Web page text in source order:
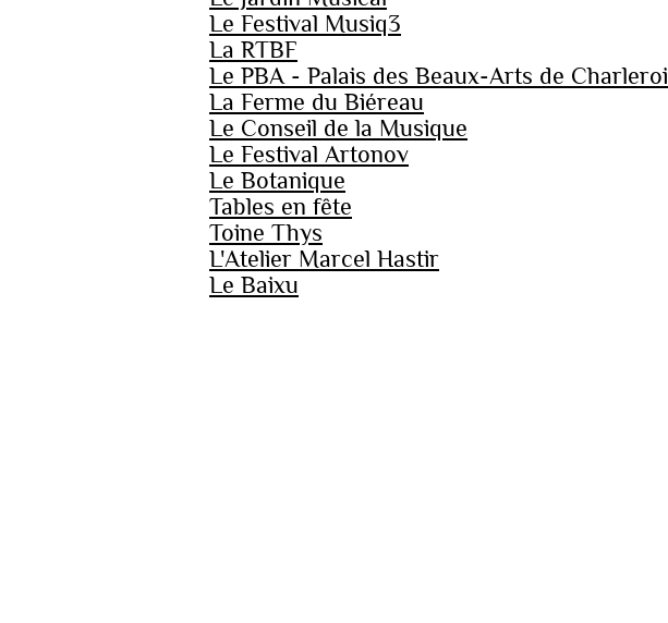
Le Festival Musiq3
La RTBF
Le PBA - Palais des Beaux-Arts de Charleroi
La Ferme du Biéreau
Le Conseil de la Musique
Le Festival Artonov
Le Botanique
Tables en fête
Toine Thys
L'Atelier Marcel Hastir
Le Baixu